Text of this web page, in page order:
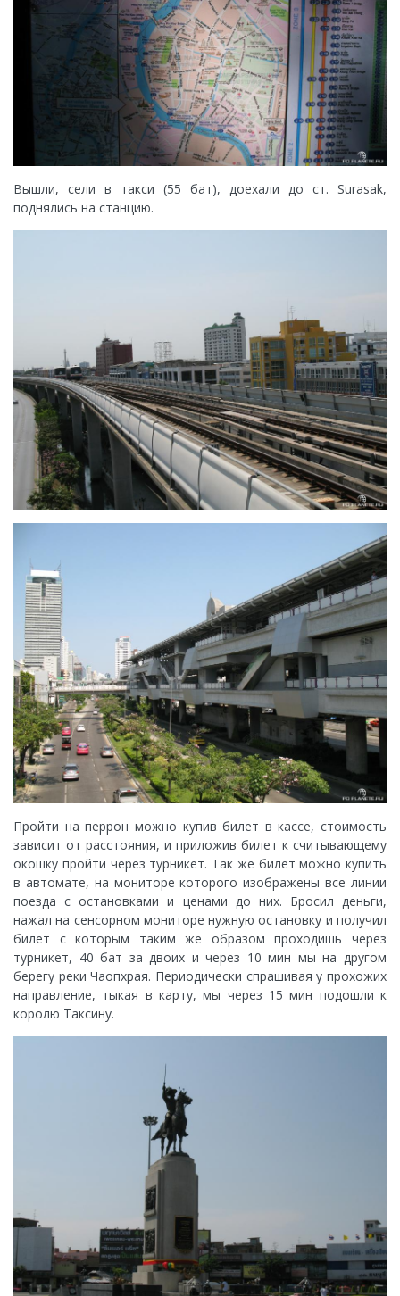
Вышли, сели в такси (55 бат), доехали до ст. Surasak,
поднялись на станцию.
Пройти на перрон можно купив билет в кассе, стоимость
зависит от расстояния, и приложив билет к считывающему
окошку пройти через турникет. Так же билет можно купить
в автомате, на мониторе которого изображены все линии
поезда с остановками и ценами до них. Бросил деньги,
нажал на сенсорном мониторе нужную остановку и получил
билет с которым таким же образом проходишь через
турникет, 40 бат за двоих и через 10 мин мы на другом
берегу реки Чаопхрая. Периодически спрашивая у прохожих
направление, тыкая в карту, мы через 15 мин подошли к
королю Таксину.